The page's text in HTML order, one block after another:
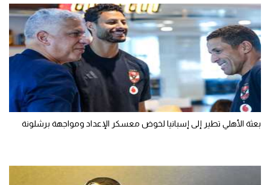
بعثة الأهلي تطير إلى إسبانيا لخوض معسكر الإعداد ومواجهة برشلونة